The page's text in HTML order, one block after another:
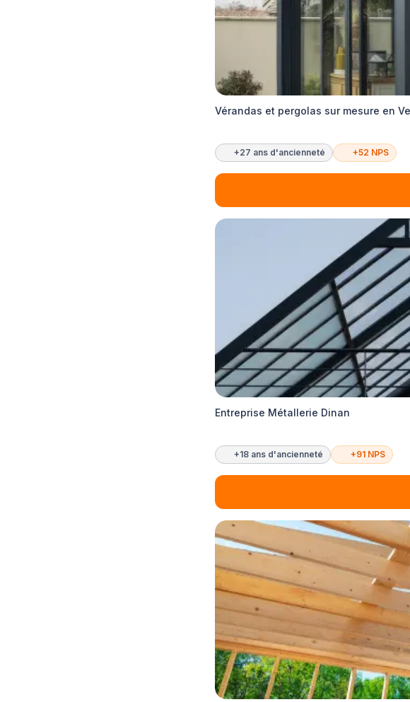
Vérandas et pergolas sur mesure en
+27 ans d'ancienneté +52 NPS
Entreprise Métallerie Dinan
+18 ans d'ancienneté +91 NPS